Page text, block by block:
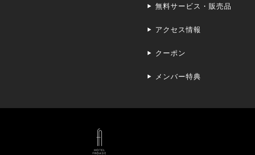
無料サービス・販売品
アクセス情報
クーポン
メンバー特典